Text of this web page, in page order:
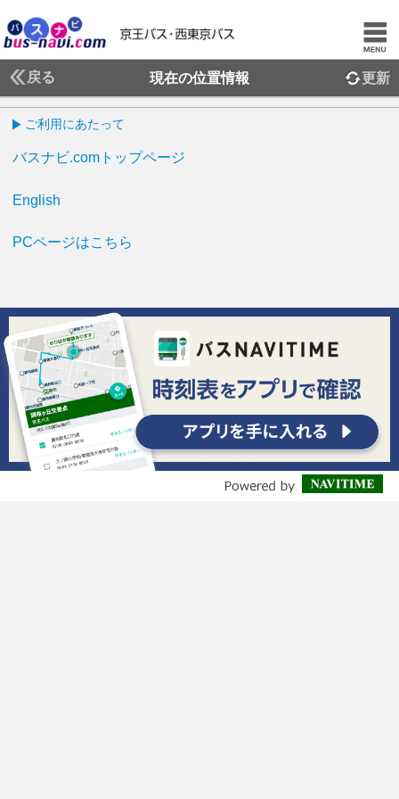
戻る 現在の位置情報 更新
ご利用にあたって
バスナビ.comトップページ
English
PCページはこちら